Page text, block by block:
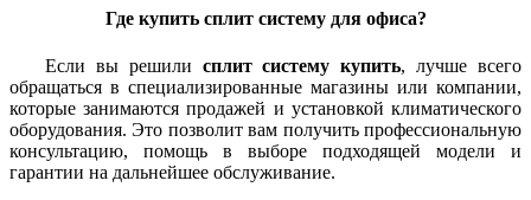
Где купить сплит систему для офиса?
Если вы решили сплит систему купить, лучше всего
обращаться в специализированные магазины или компании,
которые занимаются продажей и установкой климатического
оборудования. Это позволит вам получить профессиональную
консультацию, помощь в выборе подходящей модели и
гарантии на дальнейшее обслуживание.